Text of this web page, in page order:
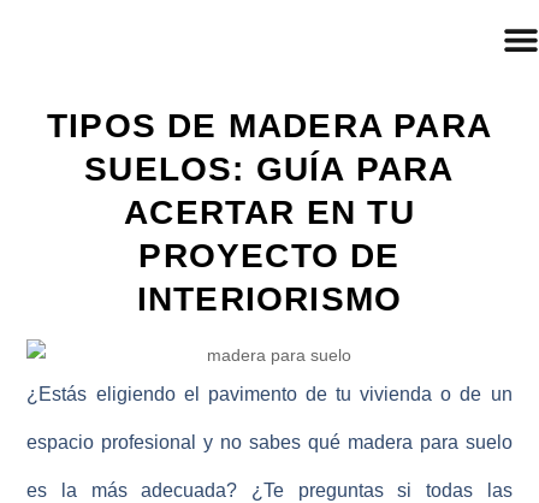
TIPOS DE MADERA PARA
SUELOS: GUÍA PARA
ACERTAR EN TU
PROYECTO DE
INTERIORISMO
¿Estás eligiendo el pavimento de tu vivienda o de un
espacio profesional y no sabes qué madera para suelo
es la más adecuada? ¿Te preguntas si todas las